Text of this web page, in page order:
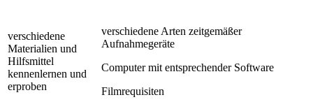
verschiedene
Materialien und
Hilfsmittel
kennenlernen und
erproben
verschiedene Arten zeitgemäßer
Aufnahmegeräte
Computer mit entsprechender Software
Filmrequisiten